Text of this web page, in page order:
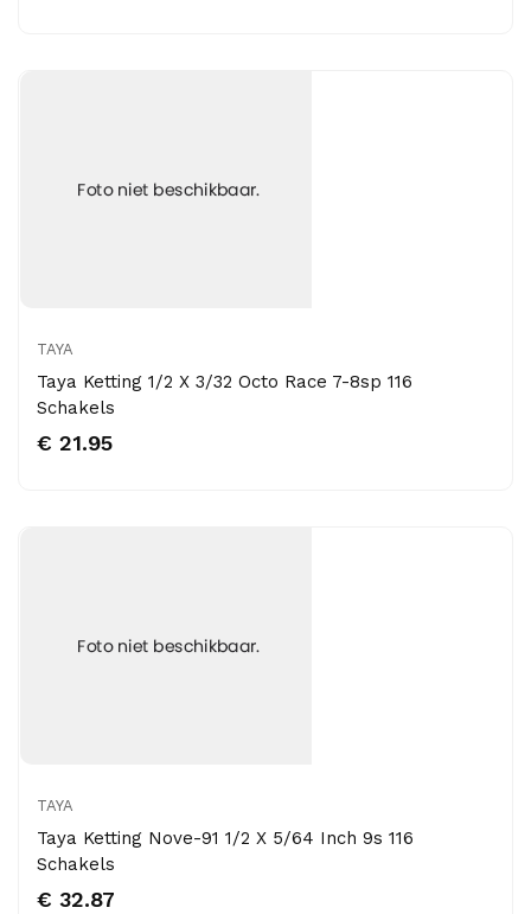
TAYA
Taya Ketting 1/2 X 3/32 Octo Race 7-8sp 116
Schakels
€ 21.95
TAYA
Taya Ketting Nove-91 1/2 X 5/64 Inch 9s 116
Schakels
€ 32.87